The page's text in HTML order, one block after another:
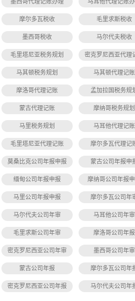
墨西哥代理记账办理 马耳他代理记账
摩尔多瓦税收 毛里求斯税收
墨西哥税收 马尔代夫税收
毛里塔尼亚税务规划 密克罗尼西亚代理
马其顿税务规划 马其顿代理记账
摩洛哥代理记账 孟加拉国税务规
蒙古代理记账 摩纳哥税务规划
马里税务规划 马耳他代理记账
毛里塔尼亚代理记账 摩尔多瓦代理记
莫桑比克公司年报申报 蒙古公司年报申
缅甸公司年报申报 摩纳哥公司年报
马里公司年报申报 摩尔多瓦公司年
马尔代夫公司年审 马耳他公司年审
毛里求斯公司年审 摩洛哥公司年报
密克罗尼西亚公司年审 墨西哥公司年审
蒙古公司年报 摩尔多瓦公司年
密克罗尼西亚公司年报 马尔代夫公司年